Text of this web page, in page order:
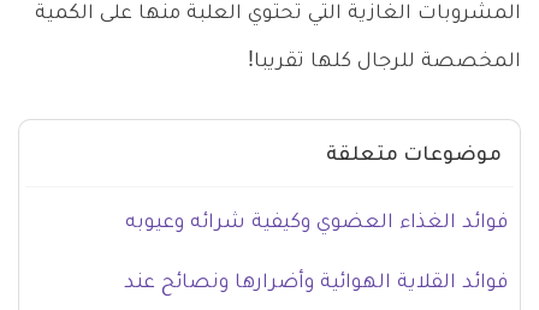
المشروبات الغازية التي تحتوي العلبة منها على الكمية
المخصصة للرجال كلها تقريبا!
موضوعات متعلقة
فوائد الغذاء العضوي وكيفية شرائه وعيوبه
فوائد القلاية الهوائية وأضرارها ونصائح عند